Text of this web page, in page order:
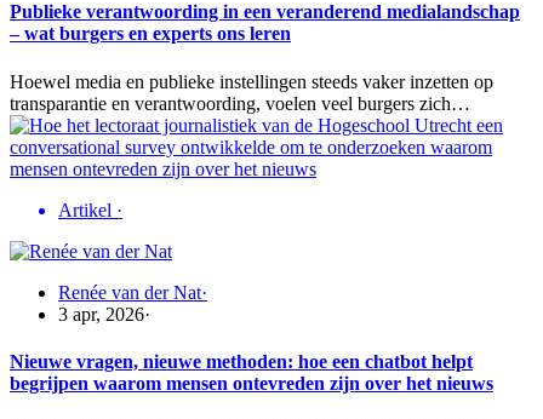
Publieke verantwoording in een veranderend medialandschap
– wat burgers en experts ons leren
Hoewel media en publieke instellingen steeds vaker inzetten op
transparantie en verantwoording, voelen veel burgers zich…
Artikel ·
Renée van der Nat·
3 apr, 2026·
Nieuwe vragen, nieuwe methoden: hoe een chatbot helpt
begrijpen waarom mensen ontevreden zijn over het nieuws